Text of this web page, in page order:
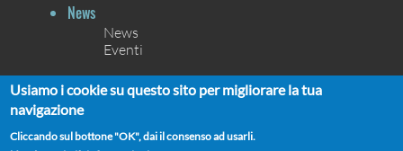
News
News
Eventi
Contatti
Usiamo i cookie su questo sito per migliorare la tua
navigazione
Cliccando sul bottone "OK", dai il consenso ad usarli.